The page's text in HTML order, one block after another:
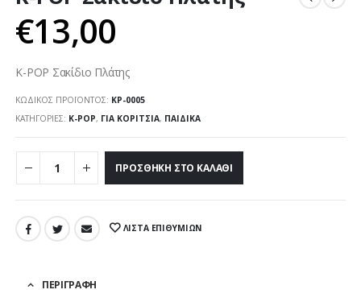
€13,00
K-POP Σακίδιο Πλάτης
ΚΩΔΙΚΌΣ ΠΡΟΪΌΝΤΟΣ: ΚΡ-0005
ΚΑΤΗΓΟΡΊΕΣ: K-POP, ΓΙΑ ΚΟΡΊΤΣΙΑ, ΠΑΙΔΙΚΆ
ΠΡΟΣΘΉΚΗ ΣΤΟ ΚΑΛΆΘΙ
ΛΊΣΤΑ ΕΠΙΘΥΜΙΏΝ
ΠΕΡΙΓΡΑΦΉ